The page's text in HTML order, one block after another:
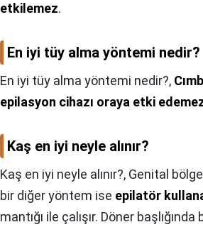
etkilemez.
En iyi tüy alma yöntemi nedir?
En iyi tüy alma yöntemi nedir?,
epilasyon cihazı oraya etki
Kaş en iyi neyle alınır?
Kaş en iyi neyle alınır?, Genital
bir diğer yöntem ise epilatör
mantığı ile çalışır. Döner